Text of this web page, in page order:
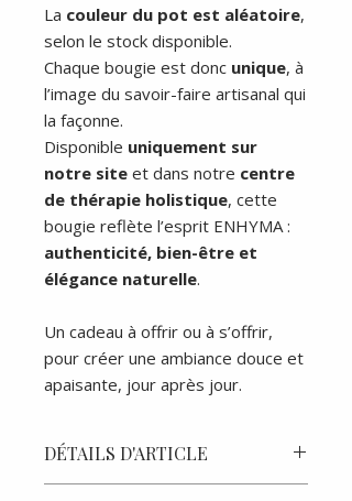
La couleur du pot est aléatoire,
selon le stock disponible.
Chaque bougie est donc unique, à
l’image du savoir-faire artisanal qui
la façonne.
Disponible uniquement sur
notre site et dans notre centre
de thérapie holistique, cette
bougie reflète l’esprit ENHYMA :
authenticité, bien-être et
élégance naturelle.
Un cadeau à offrir ou à s’offrir,
pour créer une ambiance douce et
apaisante, jour après jour.
DÉTAILS D'ARTICLE